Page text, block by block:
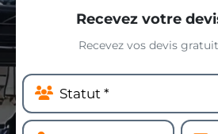
Recevez votre
Recevez vos devis